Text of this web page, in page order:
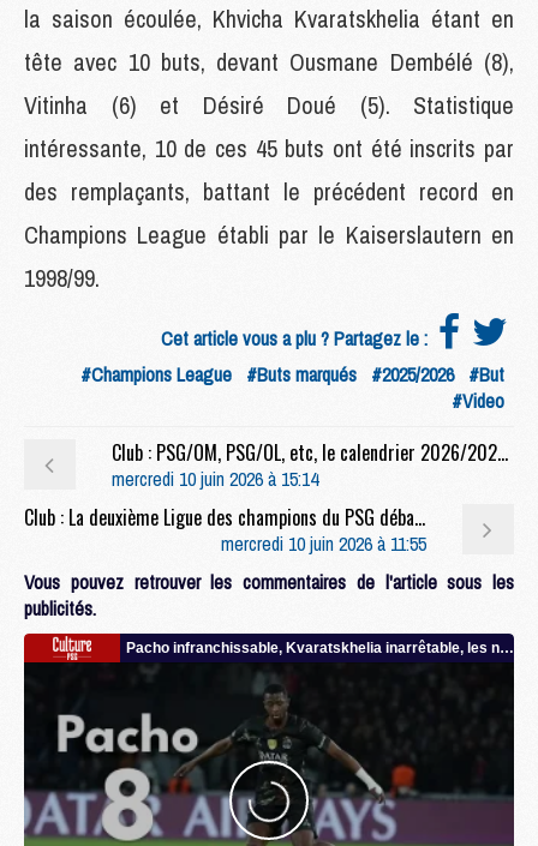
la saison écoulée, Khvicha Kvaratskhelia étant en
tête avec 10 buts, devant Ousmane Dembélé (8),
Vitinha (6) et Désiré Doué (5). Statistique
intéressante, 10 de ces 45 buts ont été inscrits par
des remplaçants, battant le précédent record en
Champions League établi par le Kaiserslautern en
1998/99.
Cet article vous a plu ? Partagez le :
#Champions League #Buts marqués #2025/2026 #But
#Video
Club : PSG/OM, PSG/OL, etc, le calendrier 2026/2027 du PSG dévoilé
mercredi 10 juin 2026 à 15:14
Club : La deuxième Ligue des champions du PSG débarque au Parc des Princes
mercredi 10 juin 2026 à 11:55
Vous pouvez retrouver les commentaires de l'article sous les
publicités.